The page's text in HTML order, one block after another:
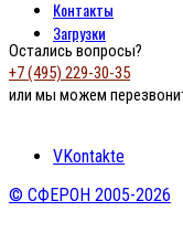
Контакты
Загрузки
Остались вопросы?
+7 (495) 229-30-35
или мы можем
VKontakte
© СФЕРОН 2005-2026